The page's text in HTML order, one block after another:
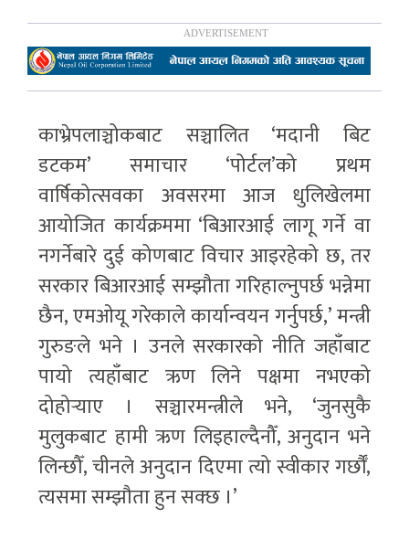
काभ्रेपलाञ्चोकबाट सञ्चालित ‘मदानी बिट
डटकम’ समाचार ‘पोर्टल’को प्रथम
वार्षिकोत्सवका अवसरमा आज धुलिखेलमा
आयोजित कार्यक्रममा ‘बिआरआई लागू गर्ने वा
नगर्नेबारे दुई कोणबाट विचार आइरहेको छ, तर
सरकार बिआरआई सम्झौता गरिहाल्नुपर्छ भन्नेमा
छैन, एमओयू गरेकाले कार्यान्वयन गर्नुपर्छ,’ मन्त्री
गुरुङले भने । उनले सरकारको नीति जहाँबाट
पायो त्यहाँबाट ऋण लिने पक्षमा नभएको
दोहोर्‍याए । सञ्चारमन्त्रीले भने, ‘जुनसुकै
मुलुकबाट हामी ऋण लिइहाल्दैनौँ, अनुदान भने
लिन्छौँ, चीनले अनुदान दिएमा त्यो स्वीकार गर्छौँ,
त्यसमा सम्झौता हुन सक्छ ।’